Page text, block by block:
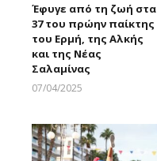
Έφυγε από τη ζωή στα
37 του πρώην παίκτης
του Ερμή, της Αλκής
και της Νέας
Σαλαμίνας
07/04/2025